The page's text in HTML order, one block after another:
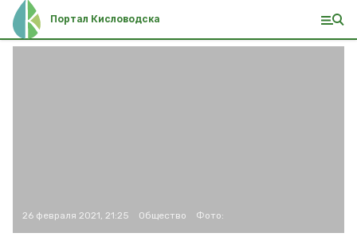
Портал Кисловодска
26 февраля 2021, 21:25 Общество Фото: